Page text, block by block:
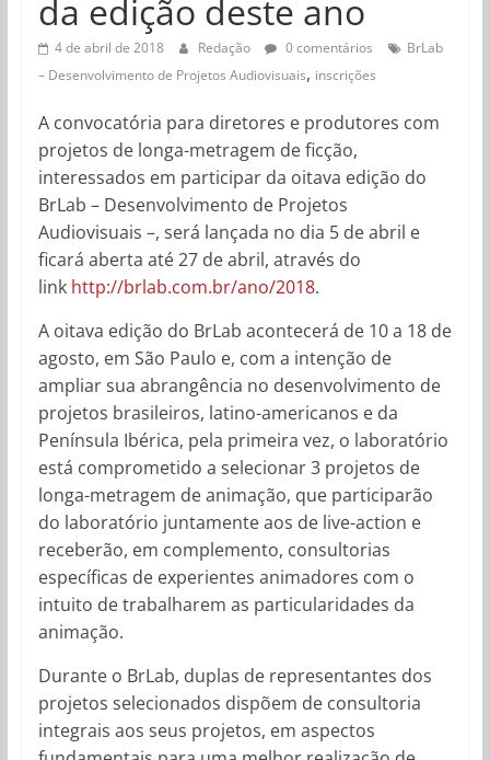
da edição deste ano
4 de abril de 2018 Redação 0 comentários
BrLab
– Desenvolvimento de Projetos Audiovisuais, inscrições
A convocatória para diretores e produtores com
projetos de longa-metragem de ficção,
interessados em participar da oitava edição do
BrLab – Desenvolvimento de Projetos
Audiovisuais –, será lançada no dia 5 de abril e
ficará aberta até 27 de abril, através do
link http://brlab.com.br/ano/2018.
A oitava edição do BrLab acontecerá de 10 a 18 de
agosto, em São Paulo e, com a intenção de
ampliar sua abrangência no desenvolvimento de
projetos brasileiros, latino-americanos e da
Península Ibérica, pela primeira vez, o laboratório
está comprometido a selecionar 3 projetos de
longa-metragem de animação, que participarão
do laboratório juntamente aos de live-action e
receberão, em complemento, consultorias
específicas de experientes animadores com o
intuito de trabalharem as particularidades da
animação.
Durante o BrLab, duplas de representantes dos
projetos selecionados dispõem de consultoria
integrais aos seus projetos, em aspectos